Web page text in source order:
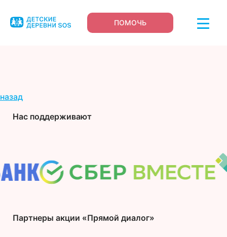
ПОМОЧЬ
назад
Нас поддерживают
Партнеры акции «Прямой диалог»